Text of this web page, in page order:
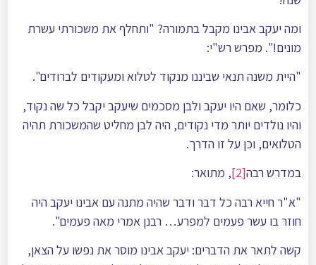
ומה יעקב אבינו מקבל בתמורה? "ותחלף את משכורתי עשרת
מונים!". מפרש רש"י:
"היית משנה תנאי שביננו מנקוד לטלוא ומעקודים לברודים".
כלומר, שאם היו יעקב ולבן מסכמים שיעקב יקבל כל שה נקוד,
והיו נולדים יותר מדי נקודים, היה לבן מחליט שהמשכורת תהיה
הטלואים, וכן על זו הדרך.
במדרש רבה[2]
, מתואר:
"א"ר חייא רבה כל דבר ודבר שהיה מתנה עם אבינו יעקב היה
חוזר בו עשר פעמים למפרע… רבנן אמרי מאה פעמים".
קשה לתאר את הדברים: יעקב אבינו מוסר את נפשו על הצאן,